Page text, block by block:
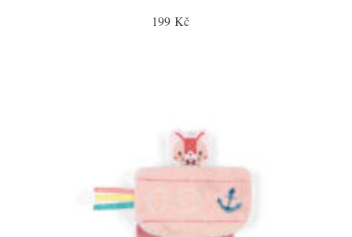
199 Kč